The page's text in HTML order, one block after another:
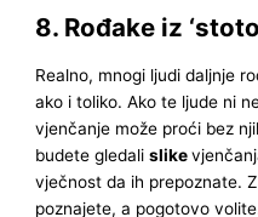
8. Rođake iz
Realno, mnogi ljudi daljnje
ako i toliko. Ako te ljude ni
vjenčanje može proći bez
budete gledalislike
vječnost da ih prepoznate.
poznajete, a pogotovo